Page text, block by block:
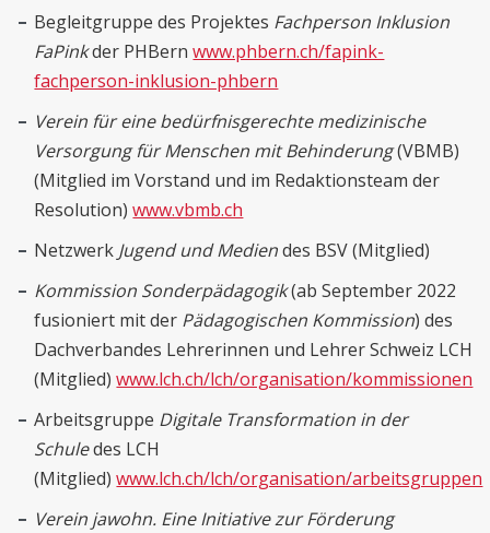
Begleitgruppe des Projektes Fachperson Inklusion
FaPinkder PHBernwww.phbern.ch/fapink-
fachperson-inklusion-phbern
Verein für eine bedürfnisgerechte medizinische
Versorgung für Menschen mit Behinderung(VBMB)
(Mitglied im Vorstand und im Redaktionsteam der
Resolution)www.vbmb.ch
Netzwerk Jugend und Mediendes BSV (Mitglied)
Kommission Sonderpädagogik(ab September 2022
fusioniert mit der Pädagogischen Kommission) des
Dachverbandes Lehrerinnen und Lehrer Schweiz LCH
(Mitglied)www.lch.ch/lch/organisation/kommissionen
Arbeitsgruppe Digitale Transformation in der
Schuledes LCH
(Mitglied)www.lch.ch/lch/organisation/arbeitsgruppen
Verein jawohn. Eine Initiative zur Förderung